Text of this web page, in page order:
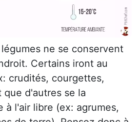
ne se conservent
Certains iront au
crudités, courgettes,
que d'autres se la
à l'air libre (ex: agrumes,